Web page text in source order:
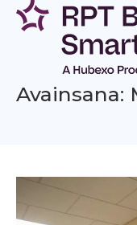
Siirry
sisältöön
Avainsana: